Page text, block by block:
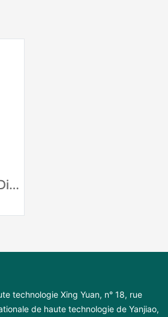
FDA CE Triple Diode Laser Hair Removal Machine
technologie Xing Yuan, n° 18, rue
de haute technologie de Yanjiao,